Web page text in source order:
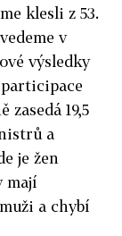
klesli z 53.
v
výsledky
zasedá 19,5
a
je žen
mají
a chybí